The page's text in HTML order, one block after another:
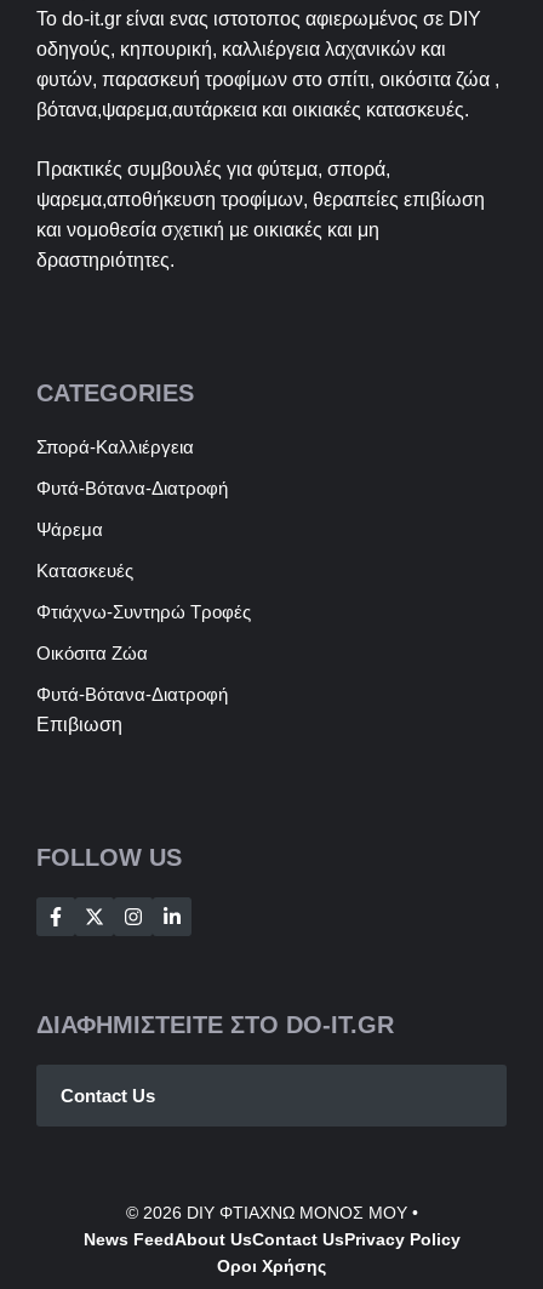
Το do-it.gr είναι ενας ιστοτοπος αφιερωμένος σε DIY
οδηγούς, κηπουρική, καλλιέργεια λαχανικών και
φυτών, παρασκευή τροφίμων στο σπίτι, οικόσιτα ζώα ,
βότανα,ψαρεμα,αυτάρκεια και οικιακές κατασκευές.
Πρακτικές συμβουλές για φύτεμα, σπορά,
ψαρεμα,αποθήκευση τροφίμων, θεραπείες επιβίωση
και νομοθεσία σχετική με οικιακές και μη
δραστηριότητες.
CATEGORIES
Σπορά-Καλλιέργεια
Φυτά-Βότανα-Διατροφή
Ψάρεμα
Κατασκευές
Φτιάχνω-Συντηρώ Τροφές
Οικόσιτα Ζώα
Φυτά-Βότανα-Διατροφή
Επιβιωση
FOLLOW US
ΔΙΑΦΗΜΙΣΤΕΙΤΕ ΣΤΟ DO-IT.GR
Contact Us
© 2026 DIY ΦΤΙΑΧΝΩ ΜΟΝΟΣ ΜΟΥ•
News FeedAbout UsContactUsPrivacy Policy
Οροι Χρήσης